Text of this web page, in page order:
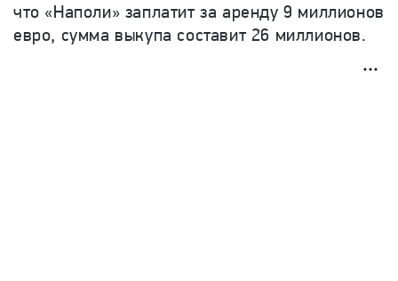
что «Наполи» заплатит за аренду 9 миллионов
евро, сумма выкупа составит 26 миллионов.